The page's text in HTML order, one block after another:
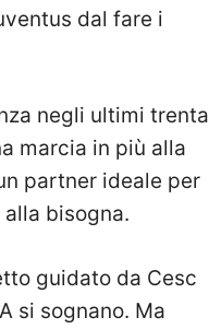
dal fare i
negli ultimi trenta
marcia in più alla
partner ideale per
bisogna.
guidato da Cesc
si sognano. Ma